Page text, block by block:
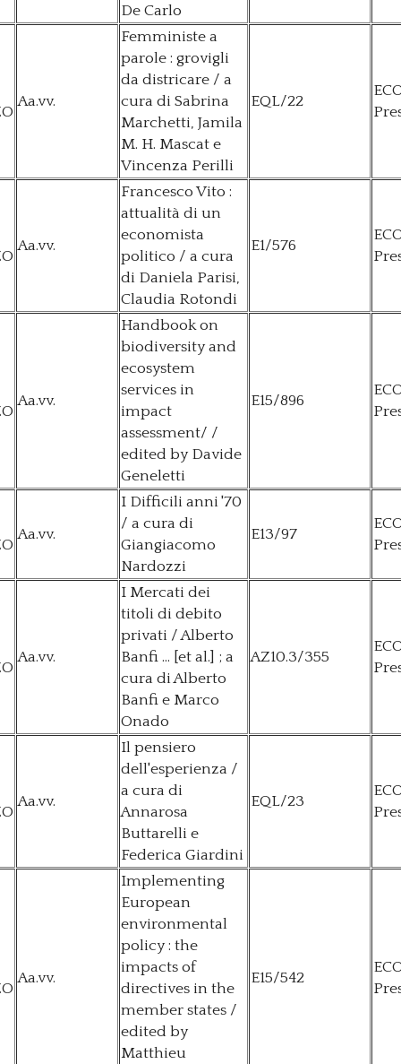
De Carlo
Aa.vv.
Femministe a
parole : grovigli
da districare / a
cura di Sabrina
Marchetti, Jamila
M. H. Mascat e
Vincenza Perilli
EQL/22
Aa.vv.
Francesco Vito :
attualità di un
economista
politico / a cura
di Daniela Parisi,
Claudia Rotondi
E1/576
Aa.vv.
Handbook on
biodiversity and
ecosystem
services in
impact
assessment/ /
edited by Davide
Geneletti
E15/896
Aa.vv.
I Difficili anni '70
/ a cura di
Giangiacomo
Nardozzi
E13/97
Aa.vv.
I Mercati dei
titoli di debito
privati / Alberto
Banfi ... [et al.] ; a
cura di Alberto
Banfi e Marco
Onado
AZ10.3/355
Aa.vv.
Il pensiero
dell'esperienza /
a cura di
Annarosa
Buttarelli e
Federica Giardini
EQL/23
Aa.vv.
Implementing
European
environmental
policy : the
impacts of
directives in the
member states /
edited by
Matthieu
E15/542